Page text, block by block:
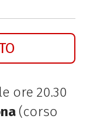
ore 20.30
(corso